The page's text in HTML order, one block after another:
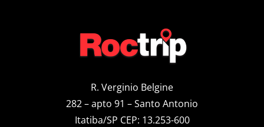
R. Verginio Belgine
282 – apto 91 – Santo Antonio
Itatiba/SP CEP: 13.253-600